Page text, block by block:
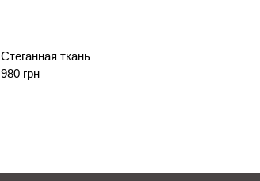
Стеганная ткань
980 грн